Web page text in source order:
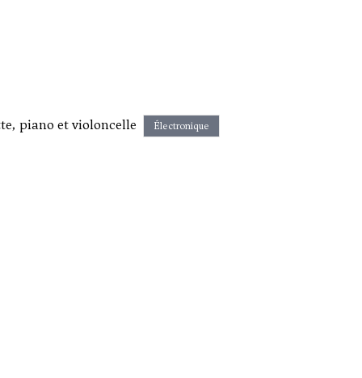
piano et violoncelle Électronique